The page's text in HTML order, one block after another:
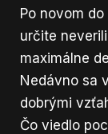
Po novom
určite
maximálne
Nedávno sa
dobrými
Čo viedlo